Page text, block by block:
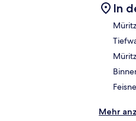
In
Mehr